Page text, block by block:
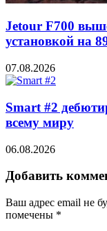
Jetour F700
установкой на
07.08.2026
Smart #2
всему миру
06.08.2026
Добавить
Ваш адрес email не
помечены *